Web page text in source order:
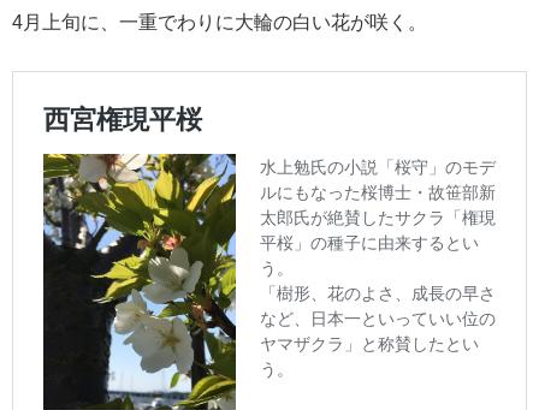
4月上旬に、一重でわりに大輪の白い花が咲く。